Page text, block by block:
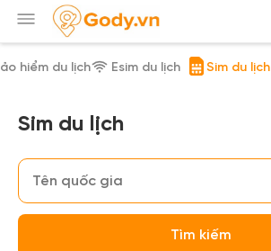
hiểm du lịch Esim du lịch Sim du lịch
Sim du lịch
Tìm kiếm